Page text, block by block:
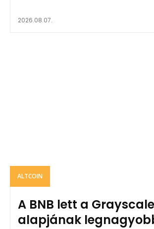
2026.08.07.
ALTCOIN
A BNB lett a Grayscale
alapjának